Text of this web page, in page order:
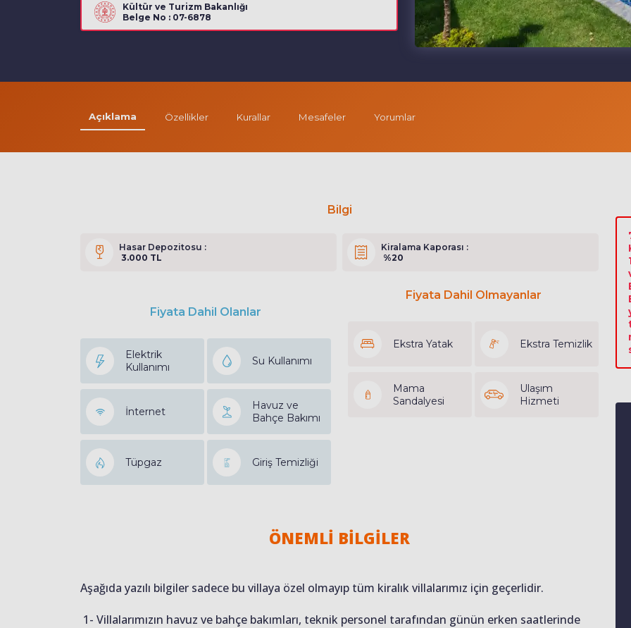
Kültür ve Turizm Bakanlığı
Belge No : 07-6878
Açıklama Özellikler Kurallar Mesafeler Yorumlar
Bilgi
Hasar Depozitosu :
3.000 TL
Kiralama Kaporası :
%20
Fiyata Dahil Olanlar
Elektrik
Kullanımı
Su Kullanımı
İnternet
Havuz ve
Bahçe Bakımı
Tüpgaz Giriş Temizliği
Fiyata Dahil Olmayanlar
Ekstra Yatak Ekstra Temizlik
Mama
Sandalyesi
Ulaşım
Hizmeti
ÖNEMLİ BİLGİLER
Aşağıda yazılı bilgiler sadece bu villaya özel olmayıp tüm kiralık villalarımız için geçerlidir.
1- Villalarımızın havuz ve bahçe bakımları, teknik personel tarafından günün erken saatlerinde